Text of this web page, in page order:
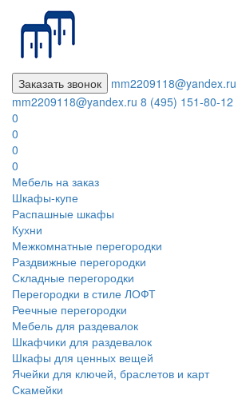
Заказать звонок
mm2209118@yandex.ru
mm2209118@yandex.ru 8 (495) 151-80-12
0
0
0
0
Мебель на заказ
Шкафы-купе
Распашные шкафы
Кухни
Межкомнатные перегородки
Раздвижные перегородки
Складные перегородки
Перегородки в стиле ЛОФТ
Реечные перегородки
Мебель для раздевалок
Шкафчики для раздевалок
Шкафы для ценных вещей
Ячейки для ключей, браслетов и карт
Скамейки